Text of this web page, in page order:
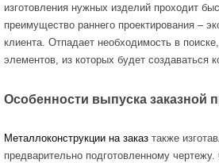
изготовления нужных изделий проходит
преимущество раннего проектирования –
клиента. Отпадает необходимость в
элементов, из которых будет создаваться
Особенности выпуска заказной
Металлоконструкции на заказ также
предварительно подготовленному